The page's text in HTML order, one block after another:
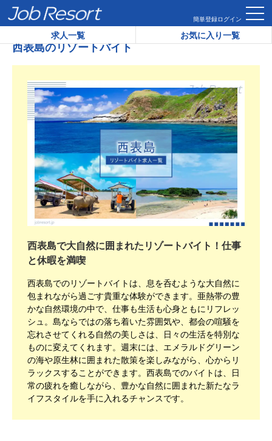
簡単登録ログイン
求人一覧 お気に入り一覧
HOME 西表島のリゾートバイト
西表島のリゾートバイト
西表島で大自然に囲まれたリゾートバイト！仕事
と休暇を満喫
西表島でのリゾートバイトは、息を呑むような大自然に
包まれながら過ごす貴重な体験ができます。亜熱帯の豊
かな自然環境の中で、仕事も生活も心身ともにリフレッ
シュ。島ならではの落ち着いた雰囲気や、都会の喧騒を
忘れさせてくれる自然の美しさは、日々の生活を特別な
ものに変えてくれます。週末には、エメラルドグリーン
の海や原生林に囲まれた散策を楽しみながら、心からリ
ラックスすることができます。西表島でのバイトは、日
常の疲れを癒しながら、豊かな自然に囲まれた新たなラ
イフスタイルを手に入れるチャンスです。